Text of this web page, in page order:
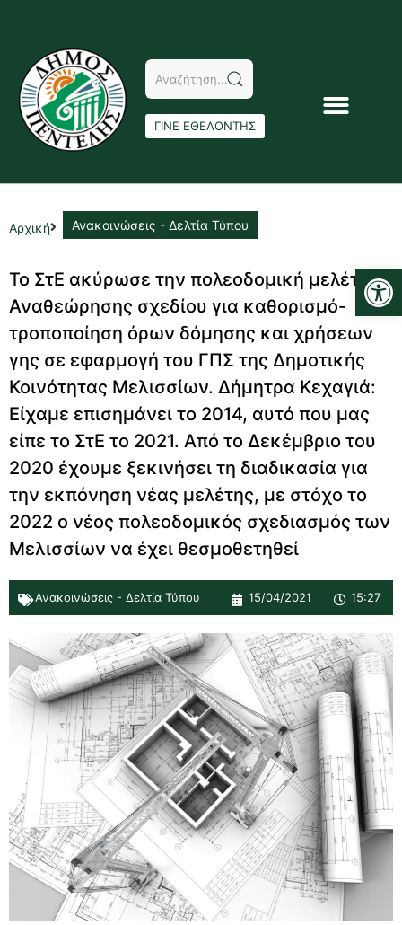
ΓΙΝΕ ΕΘΕΛΟΝΤΗΣ
Αρχική Ανακοινώσεις - Δελτία Τύπου
Το ΣτE ακύρωσε την πολεοδομική μελέτη
Αναθεώρησης σχεδίου για καθορισμό-
τροποποίηση όρων δόμησης και χρήσεων
γης σε εφαρμογή του ΓΠΣ της Δημοτικής
Κοινότητας Μελισσίων. Δήμητρα Κεχαγιά:
Είχαμε επισημάνει το 2014, αυτό που μας
είπε το ΣτΕ το 2021. Από το Δεκέμβριο του
2020 έχουμε ξεκινήσει τη διαδικασία για
την εκπόνηση νέας μελέτης, με στόχο το
2022 ο νέος πολεοδομικός σχεδιασμός των
Μελισσίων να έχει θεσμοθετηθεί
Ανακοινώσεις - Δελτία Τύπου 15/04/2021 15:27